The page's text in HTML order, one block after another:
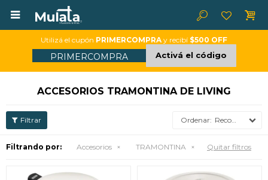

Utilizá el cupón PRIMERCOMPRA y recibí $500 OFF
PRIMERCOMPRA Activá el código
ACCESORIOS TRAMONTINA DE LIVING
Recomendados
Filtrando por: Accesorios TRAMONTINA Quitar filtros